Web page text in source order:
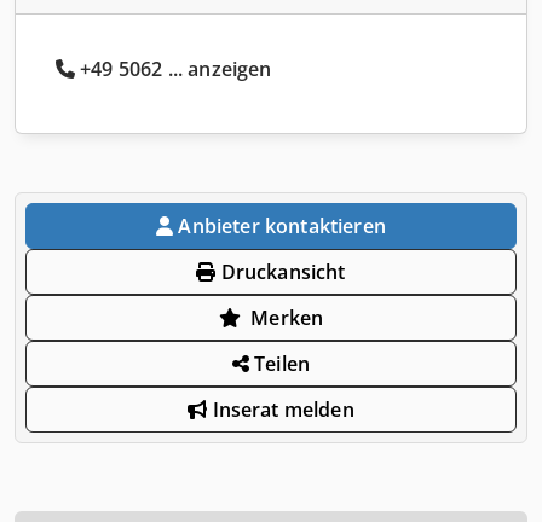
+49 5062 ... anzeigen
Anbieter kontaktieren
Druckansicht
Merken
Teilen
Inserat melden